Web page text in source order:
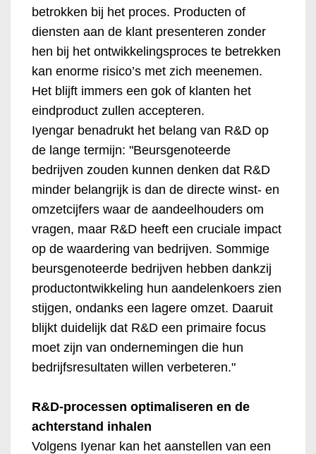
betrokken bij het proces. Producten of
diensten aan de klant presenteren zonder
hen bij het ontwikkelingsproces te betrekken
kan enorme risico’s met zich meenemen.
Het blijft immers een gok of klanten het
eindproduct zullen accepteren.
Iyengar benadrukt het belang van R&D op
de lange termijn: "Beursgenoteerde
bedrijven zouden kunnen denken dat R&D
minder belangrijk is dan de directe winst- en
omzetcijfers waar de aandeelhouders om
vragen, maar R&D heeft een cruciale impact
op de waardering van bedrijven. Sommige
beursgenoteerde bedrijven hebben dankzij
productontwikkeling hun aandelenkoers zien
stijgen, ondanks een lagere omzet. Daaruit
blijkt duidelijk dat R&D een primaire focus
moet zijn van ondernemingen die hun
bedrijfsresultaten willen verbeteren."
R&D-processen optimaliseren en de
achterstand inhalen
Volgens Iyenar kan het aanstellen van een